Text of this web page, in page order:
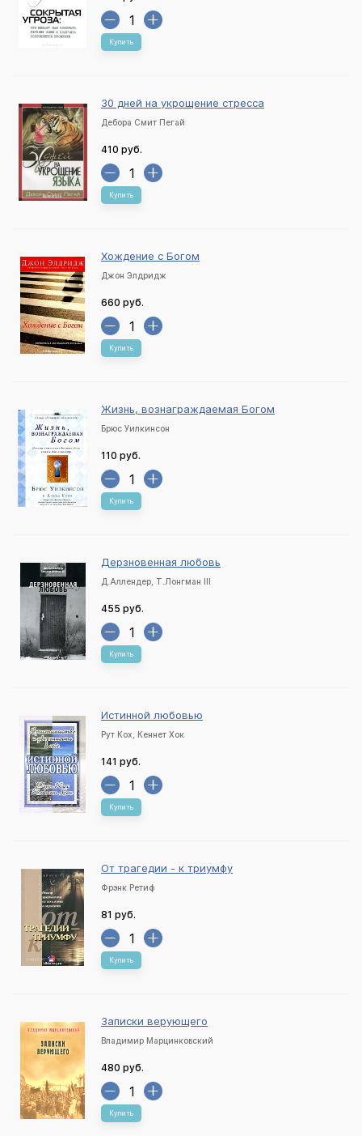
Купить
30 дней на укрощение стресса
Дебора Смит Пегай
410 руб.
Купить
Хождение с Богом
Джон Элдридж
660 руб.
Купить
Жизнь, вознаграждаемая Богом
Брюс Уилкинсон
110 руб.
Купить
Дерзновенная любовь
Д.Аллендер, Т.Лонгман III
455 руб.
Купить
Истинной любовью
Рут Кох, Кеннет Хок
141 руб.
Купить
От трагедии - к триумфу
Фрэнк Ретиф
81 руб.
Купить
Записки верующего
Владимир Марцинковский
480 руб.
Купить